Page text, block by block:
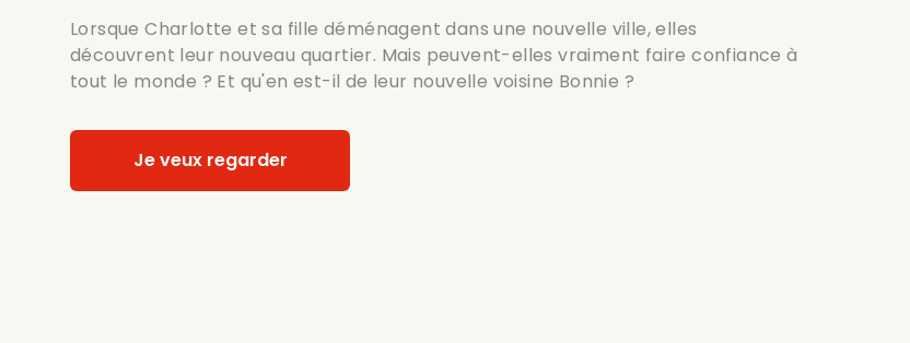
Lorsque Charlotte et sa fille déménagent dans une nouvelle ville, elles
découvrent leur nouveau quartier. Mais peuvent-elles vraiment faire confiance à
tout le monde ? Et qu'en est-il de leur nouvelle voisine Bonnie ?
Je veux regarder